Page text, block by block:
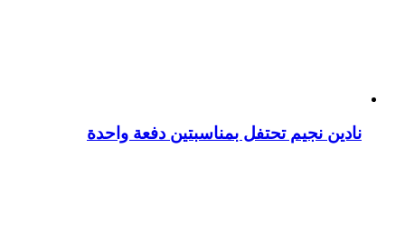
نادين نجيم تحتفل بمناسبتين دفعة واحدة